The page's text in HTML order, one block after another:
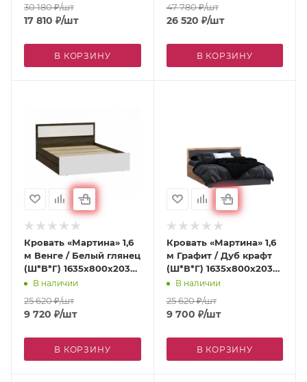
30 180₽/шт
17 810 ₽/шт
В КОРЗИНУ
47 780₽/шт
26 520 ₽/шт
В КОРЗИНУ
Кровать «Мартина» 1,6
м Венге / Белый глянец
(Ш*В*Г) 1635х800х2037
ммВ наличии
25 620₽/шт
9 720 ₽/шт
В КОРЗИНУ
Кровать «Мартина» 1,6
м Графит / Дуб крафт
(Ш*В*Г) 1635х800х2037
ммВ наличии
25 620₽/шт
9 700 ₽/шт
В КОРЗИНУ